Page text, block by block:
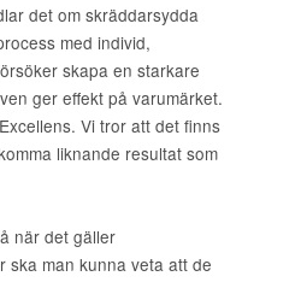
det om skräddarsydda
med individ,
skapa en starkare
ger effekt på varumärket.
Vi tror att det finns
liknande resultat som
när det gäller
ska man kunna veta att de